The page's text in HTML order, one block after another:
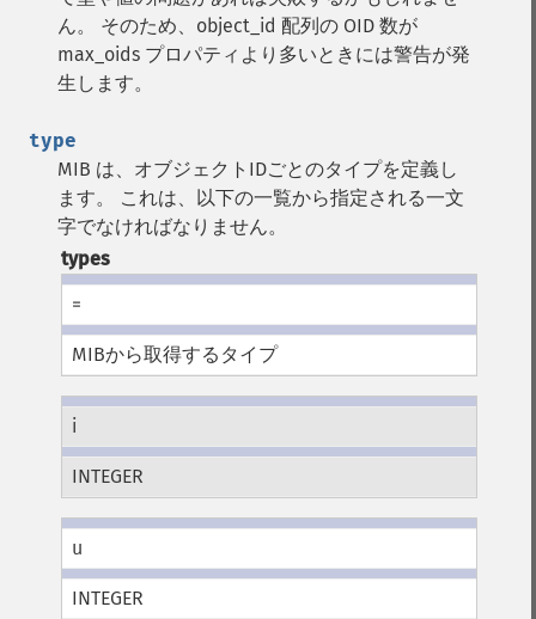
ん。 そのため、object_id 配列の OID 数が
max_oids プロパティより多いときには警告が発
生します。
type
MIB は、オブジェクトIDごとのタイプを定義し
ます。 これは、以下の一覧から指定される一文
字でなければなりません。
types
=
MIBから取得するタイプ
i
INTEGER
u
INTEGER